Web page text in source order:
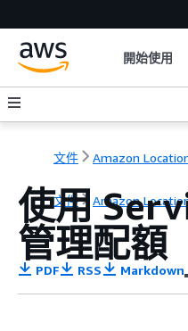
開始使用
文件 Amazon
文件 Amazon
使用
管理配額
PDF RSS Markdown